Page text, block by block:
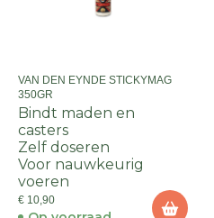
VAN DEN EYNDE STICKYMAG
350GR
Bindt maden en
casters
Zelf doseren
Voor nauwkeurig
voeren
€ 10,90